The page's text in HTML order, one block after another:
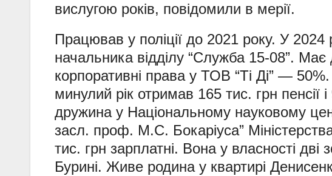
вислугою років, повідомили в мерії.
Працював у поліції до 2021 року. У
начальника відділу “Служба 15-08”.
корпоративні права у ТОВ “Ті Ді” —
минулий рік отримав 165 тис. грн пенсії
дружина у Національному науковому
засл. проф. М.С. Бокаріуса”
тис. грн зарплатні. Вона у власності дві
Бурині. Живе родина у квартирі